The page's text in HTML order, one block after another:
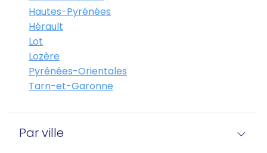
Hautes-Pyrénées
Hérault
Lot
Lozère
Pyrénées-Orientales
Tarn-et-Garonne
Par ville